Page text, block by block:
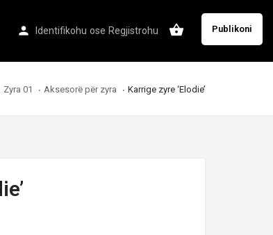
Identifikohu ose Regjistrohu Publikoni
Zyra 01 Aksesorë për zyra Karrige zyre ‘Elodie’